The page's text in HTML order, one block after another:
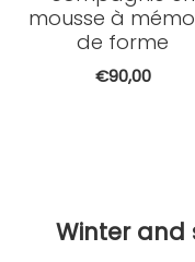
mousse à
de forme
€90,00
Winter and